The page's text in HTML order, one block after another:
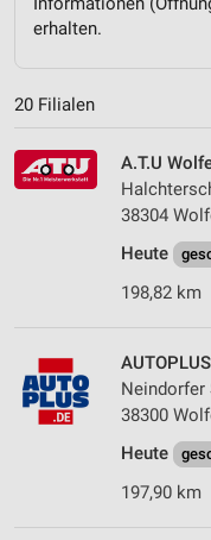
erhalten.
20 Filialen
A.T.U
38304
Heute
198,82 km
Neindorfer
38300
Heute
197,90 km